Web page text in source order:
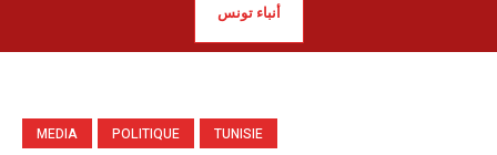
أنباء تونس
MEDIA POLITIQUE TUNISIE